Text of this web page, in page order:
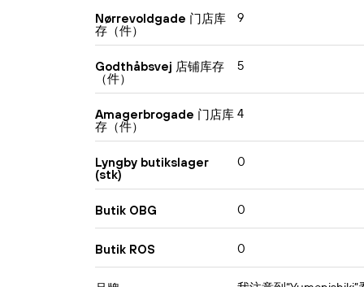
Nørrevoldgade 门店库
存（件）
9
Godthåbsvej 店铺库存
（件）
5
Amagerbrogade 门店库
存（件）
4
Lyngby butikslager
(stk)
0
Butik OBG 0
Butik ROS 0